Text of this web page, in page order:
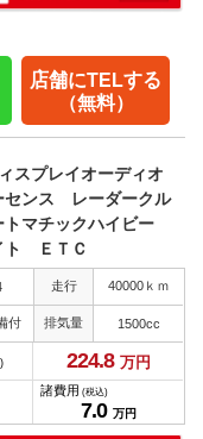
店舗にTELする
（無料）
スプレイオーディオ
センス レーダークル
マチックハイビー
ト ＥＴＣ
走行 40000ｋｍ
付 排気量 1500cc
224.8 万円
諸費用 (税込)
7.0 万円